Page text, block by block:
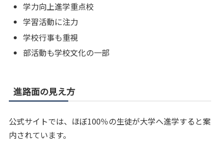
学力向上進学重点校
学習活動に注力
学校行事も重視
部活動も学校文化の一部
進路面の見え方
公式サイトでは、ほぼ100％の生徒が大学へ進学すると案
内されています。